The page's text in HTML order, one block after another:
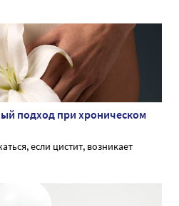
подход при хроническом
если цистит, возникает